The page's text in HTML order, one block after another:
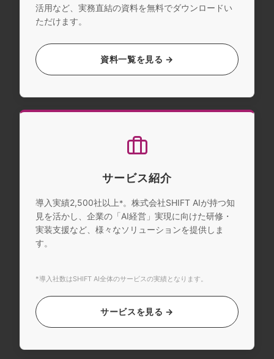
活用など、実務直結の資料を無料でダウンロードい
ただけます。
資料一覧を見る →
サービス紹介
導入実績2,500社以上 *。株式会社SHIFT AIが持つ知
見を活かし、企業の「AI経営」実現に向けた研修・
実装支援など、様々なソリューションを提供しま
す。
*導入社数はSHIFT AI全体のサービスの実績となります。
サービスを見る →